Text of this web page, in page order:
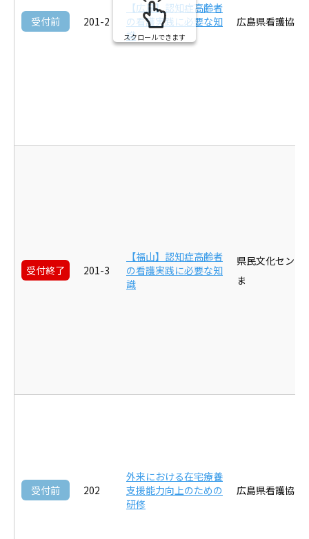
受付前 201-2
【広島】認知症高齢者
の看護実践に必要な知
識
広島県看護協会
受付終了 201-3
【福山】認知症高齢者
の看護実践に必要な知
識
県民文化センタ
ま
受付前 202
外来における在宅療養
支援能力向上のための
研修
広島県看護協会
スクロールできます